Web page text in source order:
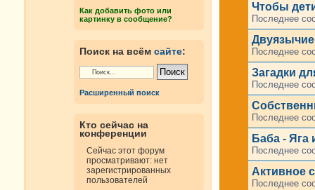
Как добавить фото или
картинку в сообщение?
Поиск на всём сайте:
Расширенный поиск
Кто сейчас на
конференции
Сейчас этот форум
просматривают: нет
зарегистрированных
пользователей
Чтобы
Последнее
Последнее
Загадки
Последнее
Последнее
Баба - Яга
Последнее
Активное
Последнее